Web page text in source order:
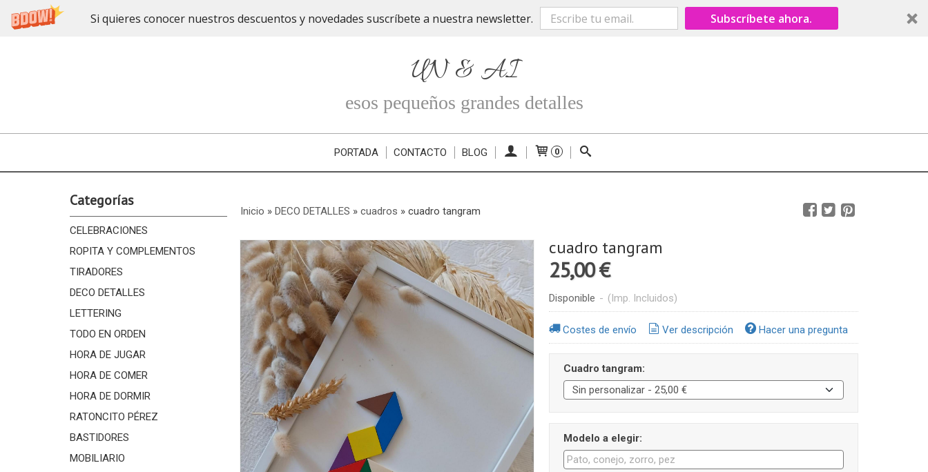
Si quieres conocer nuestros descuentos y novedades suscríbete a nuestra newsletter. Subscríbete ahora.
UN & AI
esos pequeños grandes detalles
PORTADA CONTACTO BLOG 0
Categorías
CELEBRACIONES
ROPITA Y COMPLEMENTOS
TIRADORES
DECO DETALLES
LETTERING
TODO EN ORDEN
HORA DE JUGAR
HORA DE COMER
HORA DE DORMIR
RATONCITO PÉREZ
BASTIDORES
MOBILIARIO
Inicio » DECO DETALLES » cuadros » cuadro tangram
cuadro tangram
25,00 €
Disponible - (Imp. Incluidos)
Costes de envío Ver descripción Hacer una pregunta
Cuadro tangram:
Modelo a elegir: